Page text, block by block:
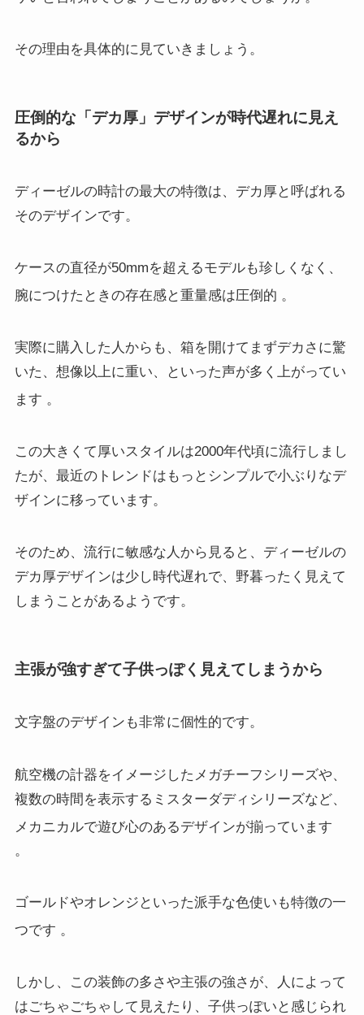
その理由を具体的に見ていきましょう。
圧倒的な「デカ厚」デザインが時代遅れに見え
るから
ディーゼルの時計の最大の特徴は、デカ厚と呼ばれる
そのデザインです。
ケースの直径が50mmを超えるモデルも珍しくなく、
腕につけたときの存在感と重量感は圧倒的 。
実際に購入した人からも、箱を開けてまずデカさに驚
いた、想像以上に重い、といった声が多く上がってい
ます 。
この大きくて厚いスタイルは2000年代頃に流行しまし
たが、最近のトレンドはもっとシンプルで小ぶりなデ
ザインに移っています。
そのため、流行に敏感な人から見ると、ディーゼルの
デカ厚デザインは少し時代遅れで、野暮ったく見えて
しまうことがあるようです。
主張が強すぎて子供っぽく見えてしまうから
文字盤のデザインも非常に個性的です。
航空機の計器をイメージしたメガチーフシリーズや、
複数の時間を表示するミスターダディシリーズなど、
メカニカルで遊び心のあるデザインが揃っています
。
ゴールドやオレンジといった派手な色使いも特徴の一
つです 。
しかし、この装飾の多さや主張の強さが、人によって
はごちゃごちゃして見えたり、子供っぽいと感じられ